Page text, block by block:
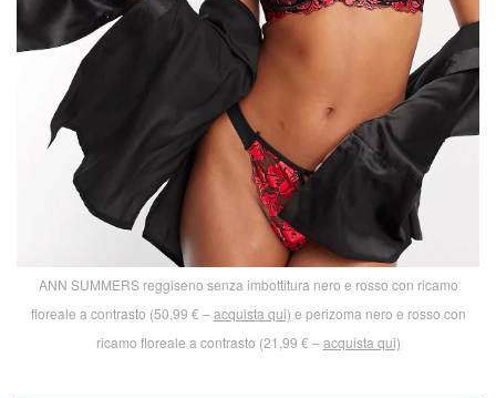
ANN SUMMERS reggiseno senza imbottitura nero e rosso con ricamo
floreale a contrasto (50,99 € –acquista qui) e perizoma nero e rosso con
ricamo floreale a contrasto (21,99 € –acquista qui)